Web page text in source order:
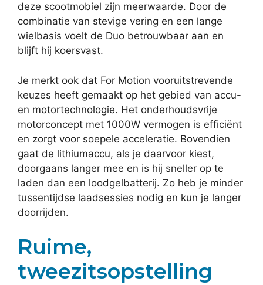
deze scootmobiel zijn meerwaarde. Door de
combinatie van stevige vering en een lange
wielbasis voelt de Duo betrouwbaar aan en
blijft hij koersvast.
Je merkt ook dat For Motion vooruitstrevende
keuzes heeft gemaakt op het gebied van accu-
en motortechnologie. Het onderhoudsvrije
motorconcept met 1000W vermogen is efficiënt
en zorgt voor soepele acceleratie. Bovendien
gaat de lithiumaccu, als je daarvoor kiest,
doorgaans langer mee en is hij sneller op te
laden dan een loodgelbatterij. Zo heb je minder
tussentijdse laadsessies nodig en kun je langer
doorrijden.
Ruime,
tweezitsopstelling